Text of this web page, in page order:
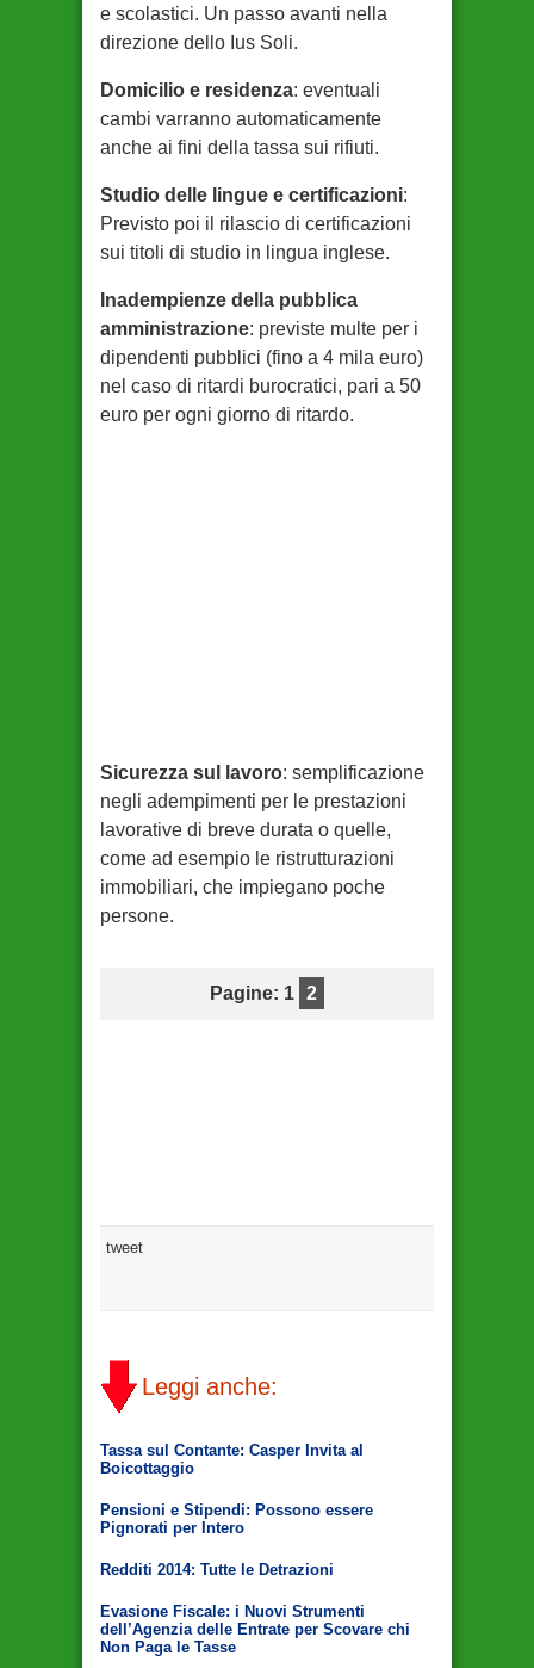
e scolastici. Un passo avanti nella
direzione dello Ius Soli.
Domicilio e residenza: eventuali
cambi varranno automaticamente
anche ai fini della tassa sui rifiuti.
Studio delle lingue e certificazioni:
Previsto poi il rilascio di certificazioni
sui titoli di studio in lingua inglese.
Inadempienze della pubblica
amministrazione: previste multe per i
dipendenti pubblici (fino a 4 mila euro)
nel caso di ritardi burocratici, pari a 50
euro per ogni giorno di ritardo.
Sicurezza sul lavoro: semplificazione
negli adempimenti per le prestazioni
lavorative di breve durata o quelle,
come ad esempio le ristrutturazioni
immobiliari, che impiegano poche
persone.
Pagine: 1 2
tweet
Leggi anche:
Tassa sul Contante: Casper Invita al
Boicottaggio
Pensioni e Stipendi: Possono essere
Pignorati per Intero
Redditi 2014: Tutte le Detrazioni
Evasione Fiscale: i Nuovi Strumenti
dell’Agenzia delle Entrate per Scovare chi
Non Paga le Tasse